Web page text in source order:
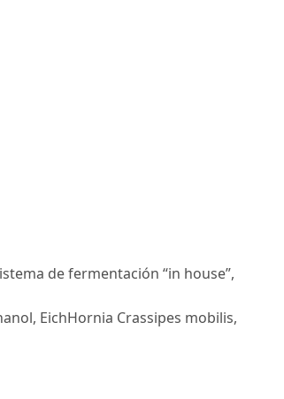
de fermentación “in house”,
EichHornia Crassipes mobilis,